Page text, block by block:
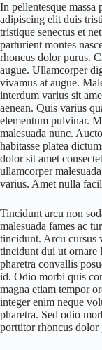
In pellentesque massa
adipiscing elit duis
tristique senectus et
parturient montes
rhoncus dolor purus.
augue. Ullamcorper
vivamus at augue.
interdum varius sit
aenean. Quis varius
elementum pulvinar.
malesuada nunc.
habitasse platea
dolor sit amet
ullamcorper
varius. Amet nulla
Tincidunt arcu non
malesuada fames ac
tincidunt. Arcu cursus
tincidunt dui ut ornare
pharetra convallis
id. Odio morbi quis
magna etiam tempor
integer enim neque
pharetra. Sed odio
porttitor rhoncus dolor